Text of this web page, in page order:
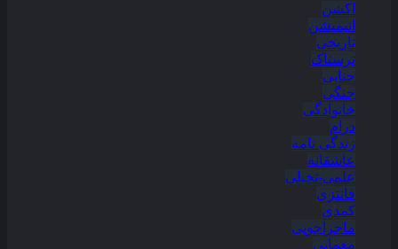
اکشن
انیمیشن
تاریخی
ترسناک
جنایی
جنگی
خانوادگی
درام
زندگی نامه
عاشقانه
علمی-تخیلی
فانتزی
کمدی
ماجراجویی
معمایی